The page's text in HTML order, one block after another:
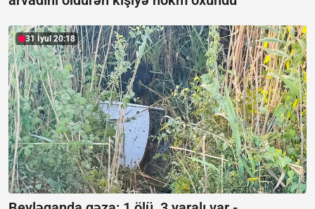
31 İyul 20:18